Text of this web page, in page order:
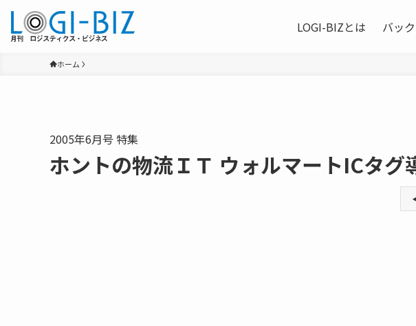
LOGI-BIZとは バッ
ホーム
2005年6月号 特集
ホントの物流ＩＴ ウォルマートICタグ